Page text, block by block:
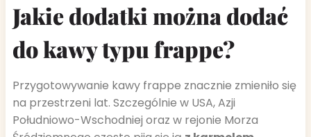
Jakie dodatki można dodać
do kawy typu frappe?
Przygotowywanie kawy frappe znacznie zmieniło się
na przestrzeni lat. Szczególnie w USA, Azji
Południowo-Wschodniej oraz w rejonie Morza